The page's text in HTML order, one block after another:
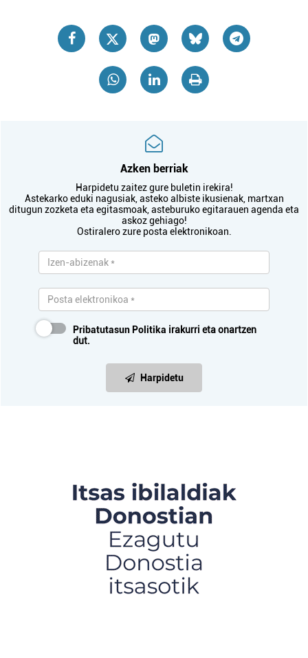
Azken berriak
Harpidetu zaitez gure buletin irekira!
Astekarko eduki nagusiak, asteko albiste ikusienak, martxan
ditugun zozketa eta egitasmoak, asteburuko egitarauen agenda eta
askoz gehiago!
Ostiralero zure posta elektronikoan.
Pribatutasun Politika irakurri eta onartzen
dut.
Harpidetu